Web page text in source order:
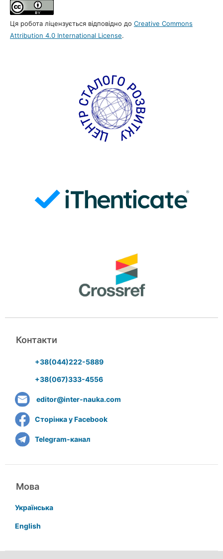
Ця робота ліцензується відповідно до Creative Commons
Attribution 4.0 International License.
Контакти
+38(044)222-5889
+38(067)333-4556
editor@inter-nauka.com
Сторінка у Facebook
Telegram-канал
Мова
Українська
English